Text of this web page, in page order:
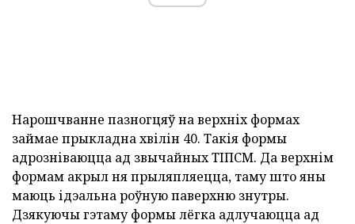
Нарошчванне пазногцяў на верхніх формах
займае прыкладна хвілін 40. Такія формы
адрозніваюцца ад звычайных ТІПСМ. Да верхнім
формам акрыл ня прыляпляецца, таму што яны
маюць ідэальна роўную паверхню знутры.
Дзякуючы гэтаму формы лёгка адлучаюцца ад